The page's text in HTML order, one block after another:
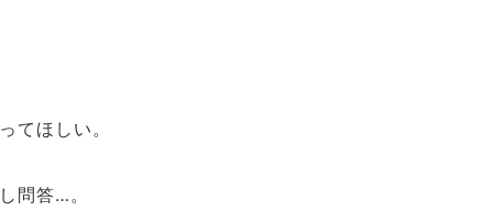
てほしい。
問答…。